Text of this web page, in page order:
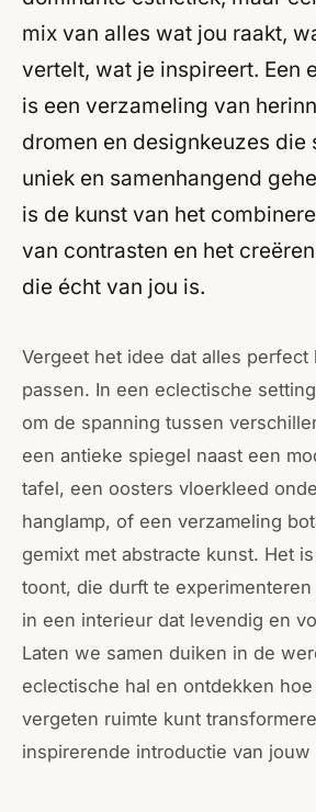
mix van alles wat jou raakt,
vertelt, wat je inspireert. Een
is een verzameling van
dromen en designkeuzes die
uniek en samenhangend
is de kunst van het
van contrasten en het
die écht van jou is.
Vergeet het idee dat alles perfect
passen. In een eclectische
om de spanning tussen
een antieke spiegel naast een
tafel, een oosters vloerkleed
hanglamp, of een verzameling
gemixt met abstracte kunst. Het
toont, die durft te
in een interieur dat levendig en
Laten we samen duiken in de
eclectische hal en ontdekken
vergeten ruimte kunt
inspirerende introductie van jouw